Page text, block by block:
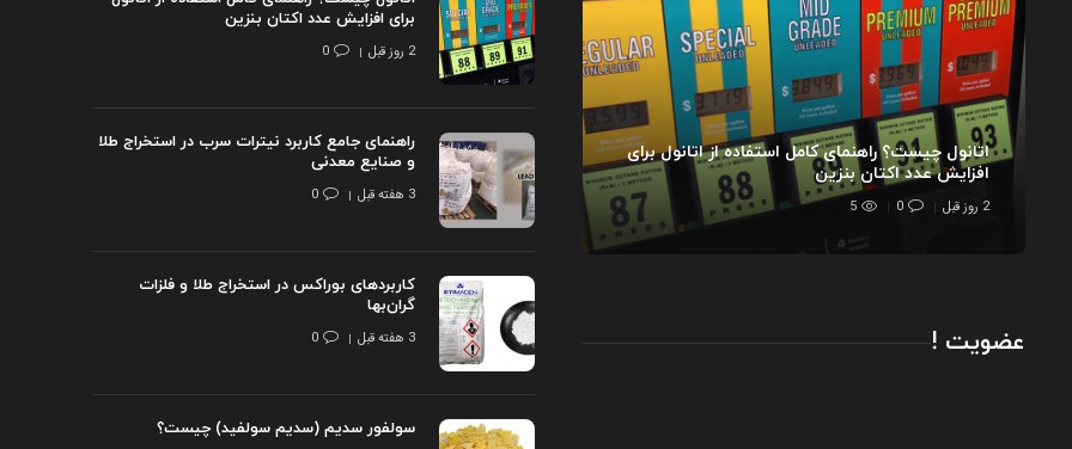
اتانول چیست؟ راهنمای کامل استفاده از اتانول برای
افزایش عدد اکتان بنزین
2 روز قبل 0
5
عضویت !
برای افزایش عدد اکتان بنزین
2 روز قبل 0
راهنمای جامع کاربرد نیترات سرب در استخراج طلا
و صنایع معدنی
3 هفته قبل 0
کاربردهای بوراکس در استخراج طلا و فلزات
گران‌بها
3 هفته قبل 0
سولفور سدیم (سدیم سولفید) چیست؟